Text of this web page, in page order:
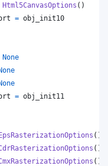
Html5CanvasOptions ()
= obj_init10
None
= obj_init11
()
()
()